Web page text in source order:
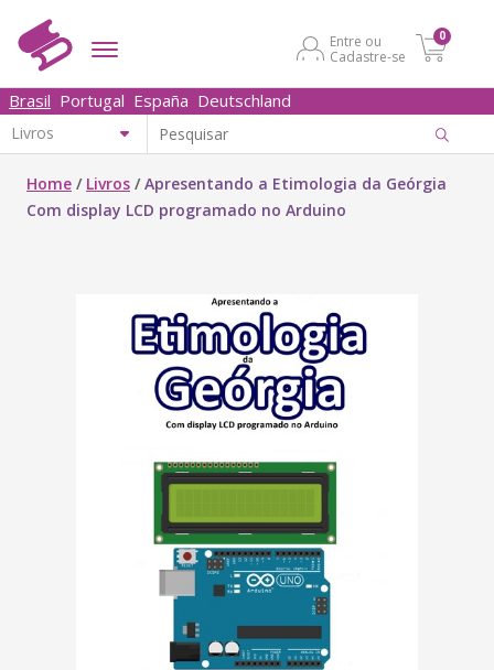
Entre ou
Cadastre-se
0
Brasil Portugal España Deutschland
Home / Livros /Apresentando a Etimologia da Geórgia
Com display LCD programado no Arduino